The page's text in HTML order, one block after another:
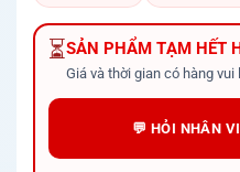
⏳SẢN PHẨM TẠM HẾT
Giá và thời gian có hàng vui
💬 HỎI NHÂN